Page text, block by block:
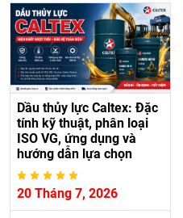
Dầu thủy lực Caltex: Đặc
tính kỹ thuật, phân loại
ISO VG, ứng dụng và
hướng dẫn lựa chọn
20 Tháng 7, 2026